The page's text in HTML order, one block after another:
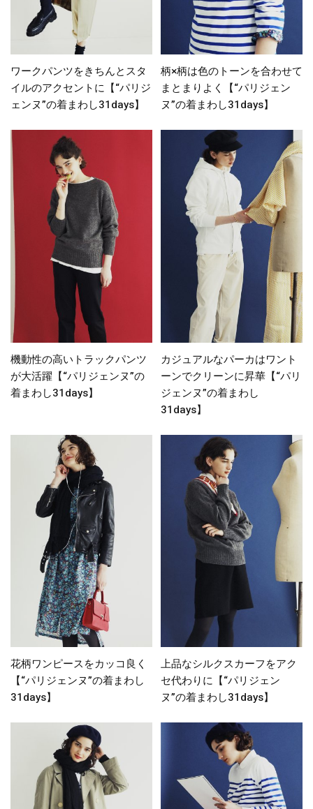
ワークパンツをきちんとスタ
イルのアクセントに【“パリジ
ェンヌ”の着まわし31days】
柄×柄は色のトーンを合わせて
まとまりよく【“パリジェン
ヌ”の着まわし31days】
機動性の高いトラックパンツ
が大活躍【“パリジェンヌ”の
着まわし31days】
カジュアルなパーカはワント
ーンでクリーンに昇華【“パリ
ジェンヌ”の着まわし
31days】
花柄ワンピースをカッコ良く
【“パリジェンヌ”の着まわし
31days】
上品なシルクスカーフをアク
セ代わりに【“パリジェン
ヌ”の着まわし31days】